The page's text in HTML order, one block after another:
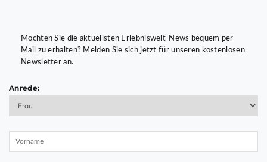
Möchten Sie die aktuellsten Erlebniswelt-News bequem per
Mail zu erhalten? Melden Sie sich jetzt für unseren kostenlosen
Newsletter an.
Anrede: